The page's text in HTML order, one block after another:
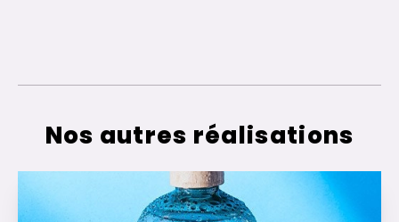
Nos autres réalisations